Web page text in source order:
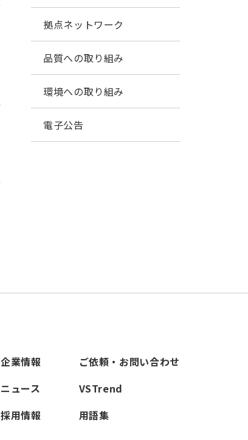
拠点ネットワーク
品質への取り組み
環境への取り組み
電子公告
企業情報
ニュース
採用情報
ご依頼・お問い合わせ
VSTrend
用語集